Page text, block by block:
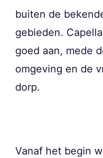
buiten de
gebieden.
goed aan, mede
omgeving en de
dorp.
Vanaf het begin